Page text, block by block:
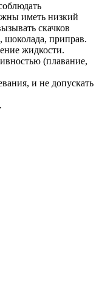
иметь низкий
скачков
шоколада, приправ.
жидкости.
(плавание,
и не допускать